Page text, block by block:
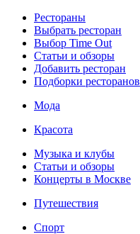
Рестораны
Выбрать ресторан
Выбор Time Out
Статьи и обзоры
Добавить ресторан
Подборки ресторанов
Мода
Красота
Музыка и клубы
Статьи и обзоры
Концерты в Москве
Путешествия
Спорт